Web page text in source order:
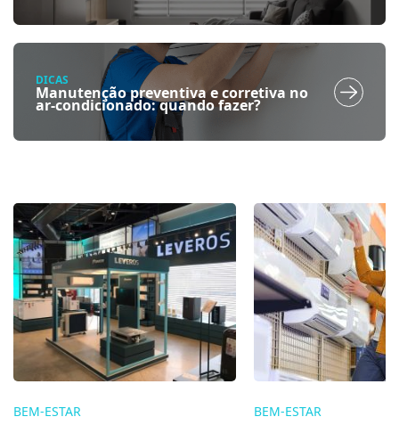
DICAS
Manutenção preventiva e corretiva no
ar-condicionado: quando fazer?
BEM-ESTAR
BEM-ESTAR